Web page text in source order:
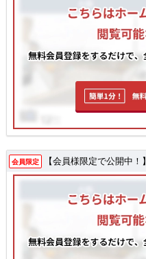
会員限定 【会員様限定で公開中！】